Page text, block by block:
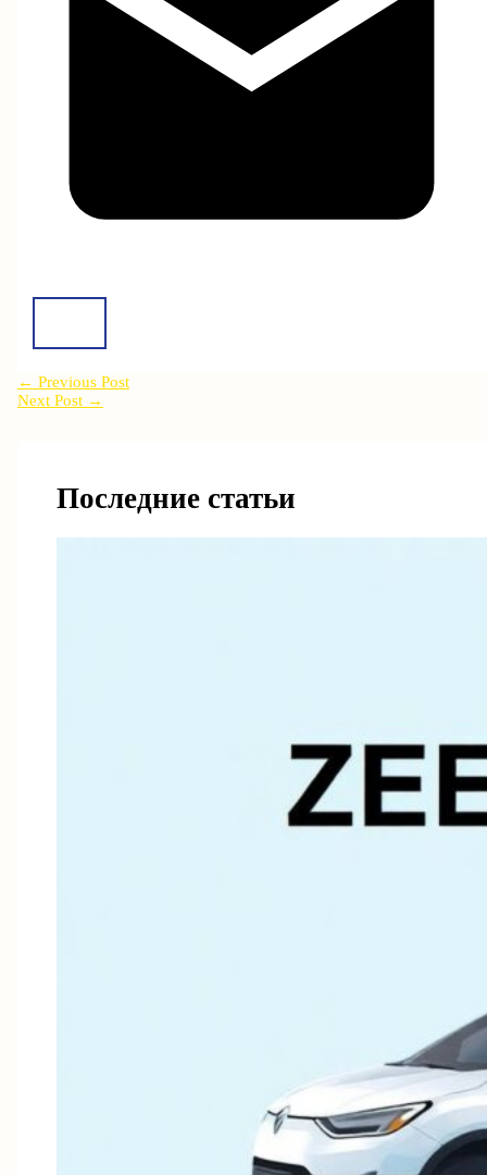
← Previous Post
Next Post →
Последние статьи